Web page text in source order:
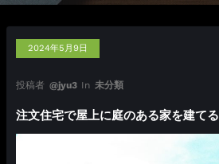
2024年5月9日
投稿者 @jyu3 In 未分類
注文住宅で屋上に庭のある家を建てる